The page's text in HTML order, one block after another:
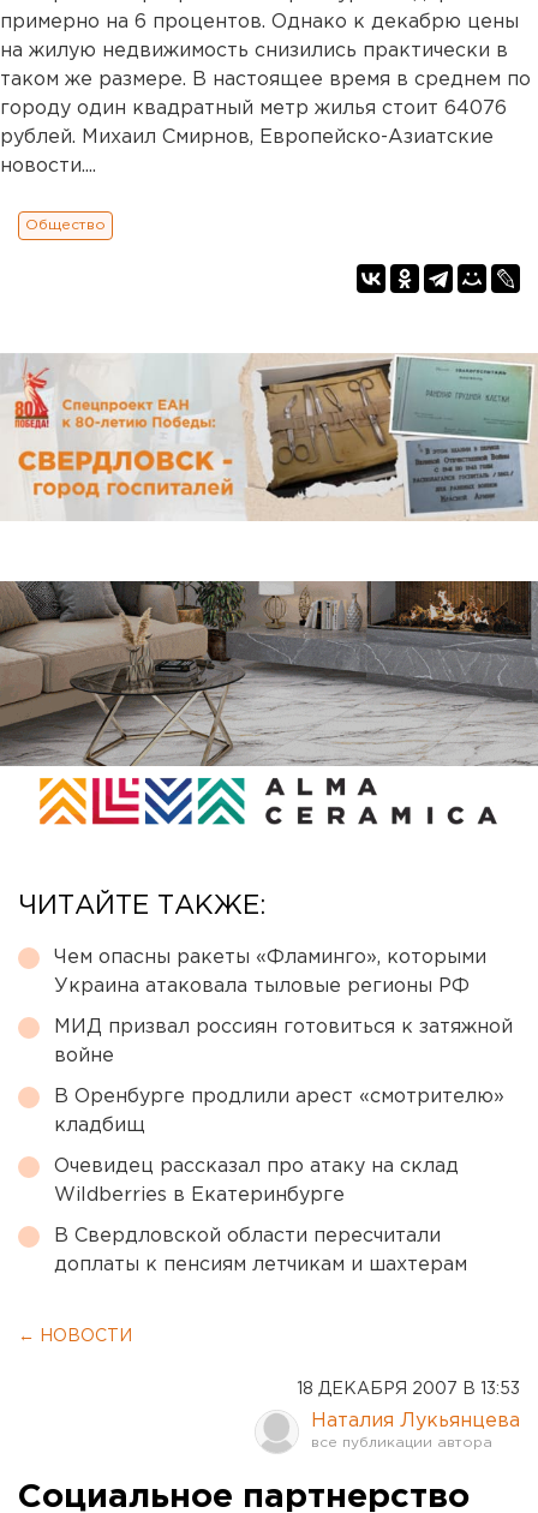
примерно на 6 процентов. Однако к декабрю цены
на жилую недвижимость снизились практически в
таком же размере. В настоящее время в среднем по
городу один квадратный метр жилья стоит 64076
рублей. Михаил Смирнов, Европейско-Азиатские
новости....
Общество
ЧИТАЙТЕ ТАКЖЕ:
Чем опасны ракеты «Фламинго», которыми
Украина атаковала тыловые регионы РФ
МИД призвал россиян готовиться к затяжной
войне
В Оренбурге продлили арест «смотрителю»
кладбищ
Очевидец рассказал про атаку на склад
Wildberries в Екатеринбурге
В Свердловской области пересчитали
доплаты к пенсиям летчикам и шахтерам
← НОВОСТИ
18 ДЕКАБРЯ 2007 В 13:53
Наталия Лукьянцева
Социальное партнерство